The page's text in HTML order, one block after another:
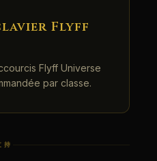
Flyff
Flyff Universe
par classe.
持